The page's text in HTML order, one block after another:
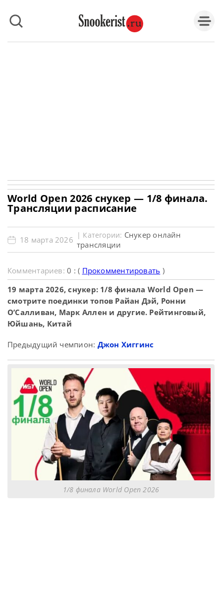
World Open 2026 снукер — 1/8 финала.
Трансляции расписание
18 марта 2026 | Категории: Снукер онлайн
трансляции
Комментариев:0 : ( Прокомментировать )
19 марта 2026, снукер: 1/8 финала World Open —
смотрите поединки топов Райан Дэй, Ронни
О’Салливан, Марк Аллен и другие. Рейтинговый,
Юйшань, Китай
Предыдущий чемпион: Джон Хиггинс
1/8 финала World Open 2026